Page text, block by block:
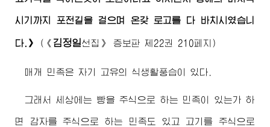
시기까지 포전길을 걸으며 온갖 로고를 다 바치시였습니
다.》 ( 《 김정일선집》 증보판 제22권 210페지)
매개 민족은 자기 고유의 식생활풍습이 있다.
그래서 세상에는 빵을 주식으로 하는 민족이 있는가 하
면 감자를 주식으로 하는 민족도 있고 고기를 주식으로